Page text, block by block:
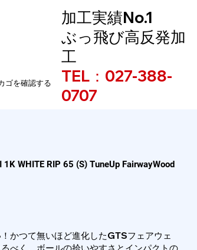
加工実績No.1
​ぶっ飛び高反発加
工​
TEL：027-388-
0707
ゴを確認する
WHITE RIP 65 (S) TuneUp FairwayWood
かつて無いほど進化したGTSフェアウェ